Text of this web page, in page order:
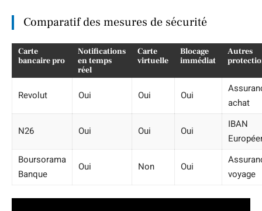
Comparatif des mesures de sécurité
Carte
bancaire pro
Notifications
en temps
réel
Carte
virtuelle
Blocage
immédiat
Autres
Revolut Oui Oui Oui
achat
N26 Oui Oui Oui
IBAN
Boursorama
Banque
Oui Non Oui
voyage